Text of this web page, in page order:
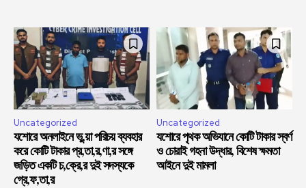
Uncategorized
যশোরে অনলাইনে ভু,য়া পরিচয় ব্যবহার
করে কোটি টাকার প্র,তা,র,ণা,র সঙ্গে
জড়িত একটি চ,ক্রে,র দুই সদস্যকে
গ্রে,ফ,তা,র
Uncategorized
যশোরে পৃথক অভিযানে কোটি টাকার স্বর্ণ
ও চোরাই গহনা উদ্ধার, বিশেষ ক্ষমতা
আইনে দুই মামলা